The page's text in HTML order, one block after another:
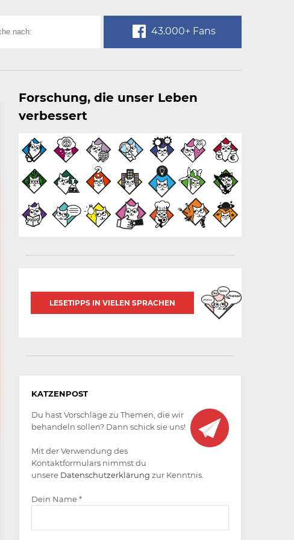
43.000+ Fans
Forschung, die unser Leben
verbessert
LESETIPPS IN VIELEN SPRACHEN
werden
KATZENPOST
Du hast Vorschläge zu Themen, die wir
behandeln sollen? Dann schick sie uns!
Mit der Verwendung des
Kontaktformulars nimmst du
unsere Datenschutzerklärung zur Kenntnis.
Dein Name *